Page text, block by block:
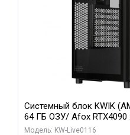
Системный блок KWIK
64 ГБ ОЗУ/ Afox RTX4090
HDMI ATX Turbo/ 512 ГБ
Модель: KW-Live0116